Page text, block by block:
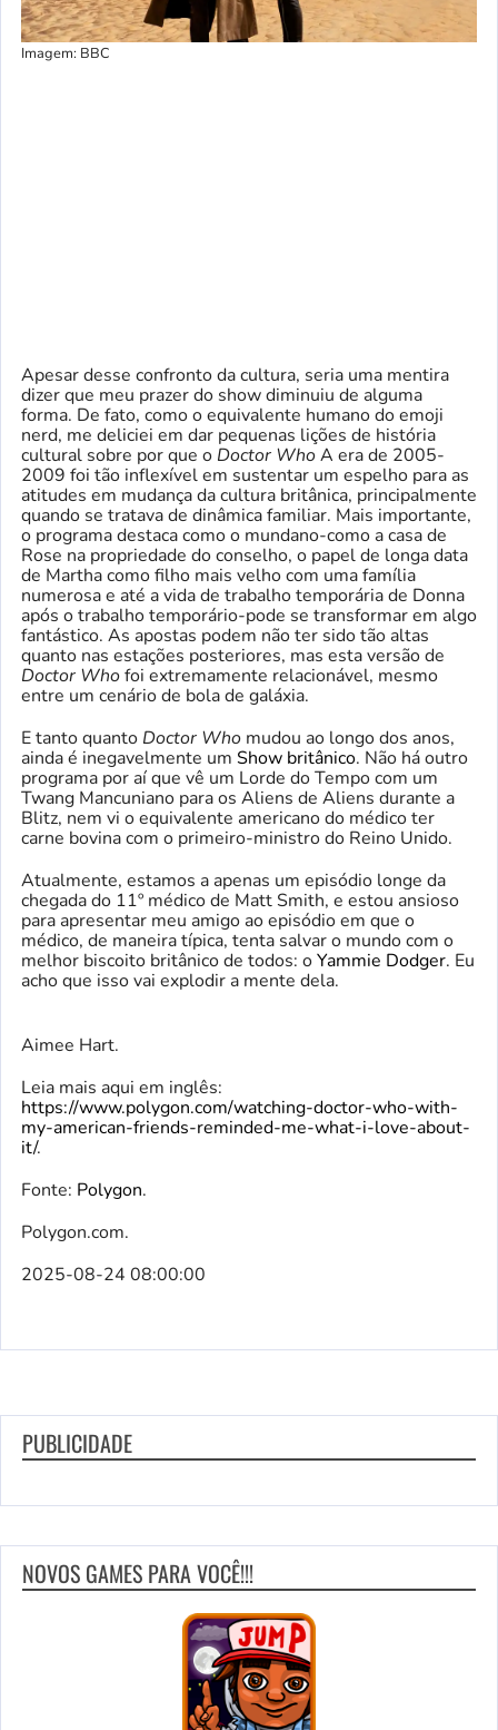
Imagem: BBC
Apesar desse confronto da cultura, seria uma mentira
dizer que meu prazer do show diminuiu de alguma
forma. De fato, como o equivalente humano do emoji
nerd, me deliciei em dar pequenas lições de história
cultural sobre por que o Doctor WhoA era de 2005-
2009 foi tão inflexível em sustentar um espelho para as
atitudes em mudança da cultura britânica, principalmente
quando se tratava de dinâmica familiar. Mais importante,
o programa destaca como o mundano-como a casa de
Rose na propriedade do conselho, o papel de longa data
de Martha como filho mais velho com uma família
numerosa e até a vida de trabalho temporária de Donna
após o trabalho temporário-pode se transformar em algo
fantástico. As apostas podem não ter sido tão altas
quanto nas estações posteriores, mas esta versão de
Doctor Whofoi extremamente relacionável, mesmo
entre um cenário de bola de galáxia.
E tanto quanto Doctor Who mudou ao longo dos anos,
ainda é inegavelmente um Show britânico. Não há outro
programa por aí que vê um Lorde do Tempo com um
Twang Mancuniano para os Aliens de Aliens durante a
Blitz, nem vi o equivalente americano do médico ter
carne bovina com o primeiro-ministro do Reino Unido.
Atualmente, estamos a apenas um episódio longe da
chegada do 11º médico de Matt Smith, e estou ansioso
para apresentar meu amigo ao episódio em que o
médico, de maneira típica, tenta salvar o mundo com o
melhor biscoito britânico de todos: oYammie Dodger. Eu
acho que isso vai explodir a mente dela.
Aimee Hart.
Leia mais aqui em inglês:
https://www.polygon.com/watching-doctor-who-with-
my-american-friends-reminded-me-what-i-love-about-
it/.
Fonte: Polygon.
Polygon.com.
2025-08-24 08:00:00
PUBLICIDADE
NOVOS GAMES PARA VOCÊ!!!